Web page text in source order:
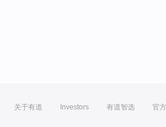
关于有道 Investors 有道智选 官